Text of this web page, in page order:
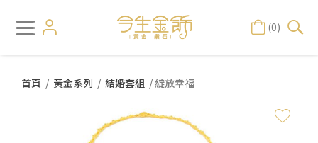
(0)
首頁 / 黃金系列 / 結婚套組 / 綻放幸福